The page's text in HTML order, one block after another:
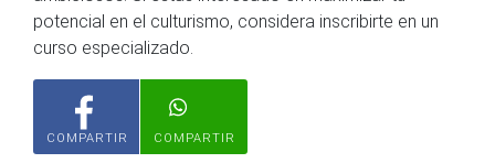
potencial en el culturismo, considera inscribirte en un
curso especializado.
COMPARTIR COMPARTIR